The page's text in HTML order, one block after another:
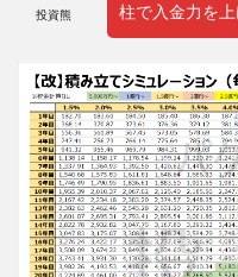
投資熊
柱で入金力を